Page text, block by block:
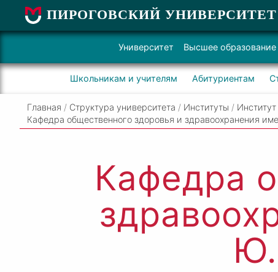
ПИРОГОВСКИЙ УНИВЕРСИТЕТ
Университет Высшее образование
Школьникам и учителям Абитуриентам
Главная / Структура университета / Институты /
Кафедра общественного здоровья и здравоохранения
Кафедра